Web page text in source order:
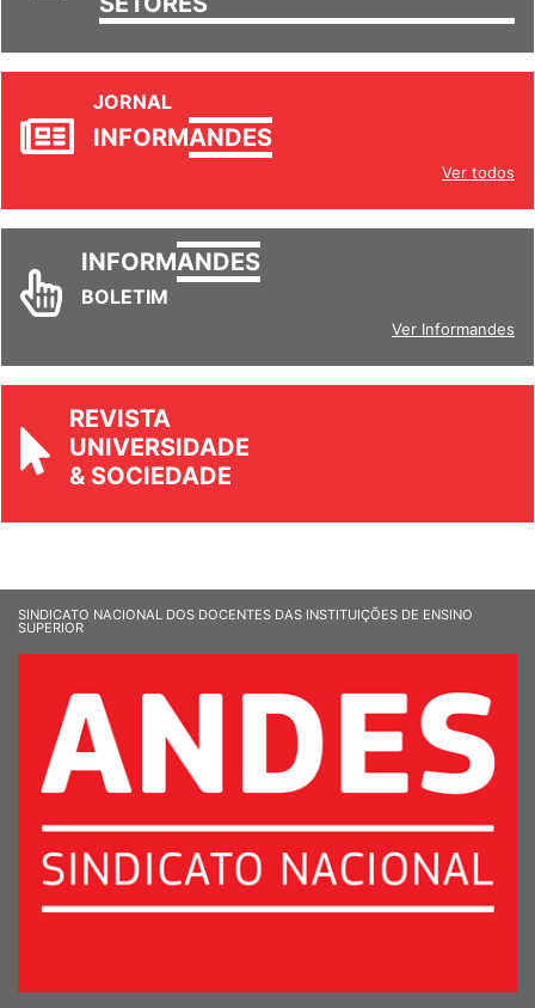
JORNAL
INFORMANDES
Ver todos
INFORMANDES
BOLETIM
Ver Informandes
REVISTA
UNIVERSIDADE
& SOCIEDADE
SINDICATO NACIONAL DOS DOCENTES DAS INSTITUIÇÕES DE ENSINO
SUPERIOR